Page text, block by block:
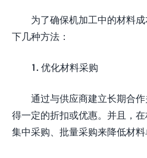
为了确保机加工中的材料
下几种方法：
1. 优化材料采购
通过与供应商建立长期合
得一定的折扣或优惠。并且，
集中采购、批量采购来降低材料